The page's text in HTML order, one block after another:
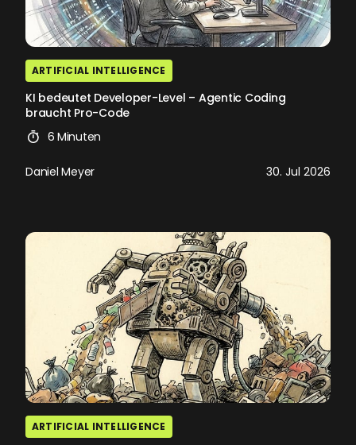
ARTIFICIAL INTELLIGENCE
KI bedeutet Developer-Level – Agentic Coding
braucht Pro-Code
6 Minuten
Daniel Meyer 30. Jul 2026
ARTIFICIAL INTELLIGENCE